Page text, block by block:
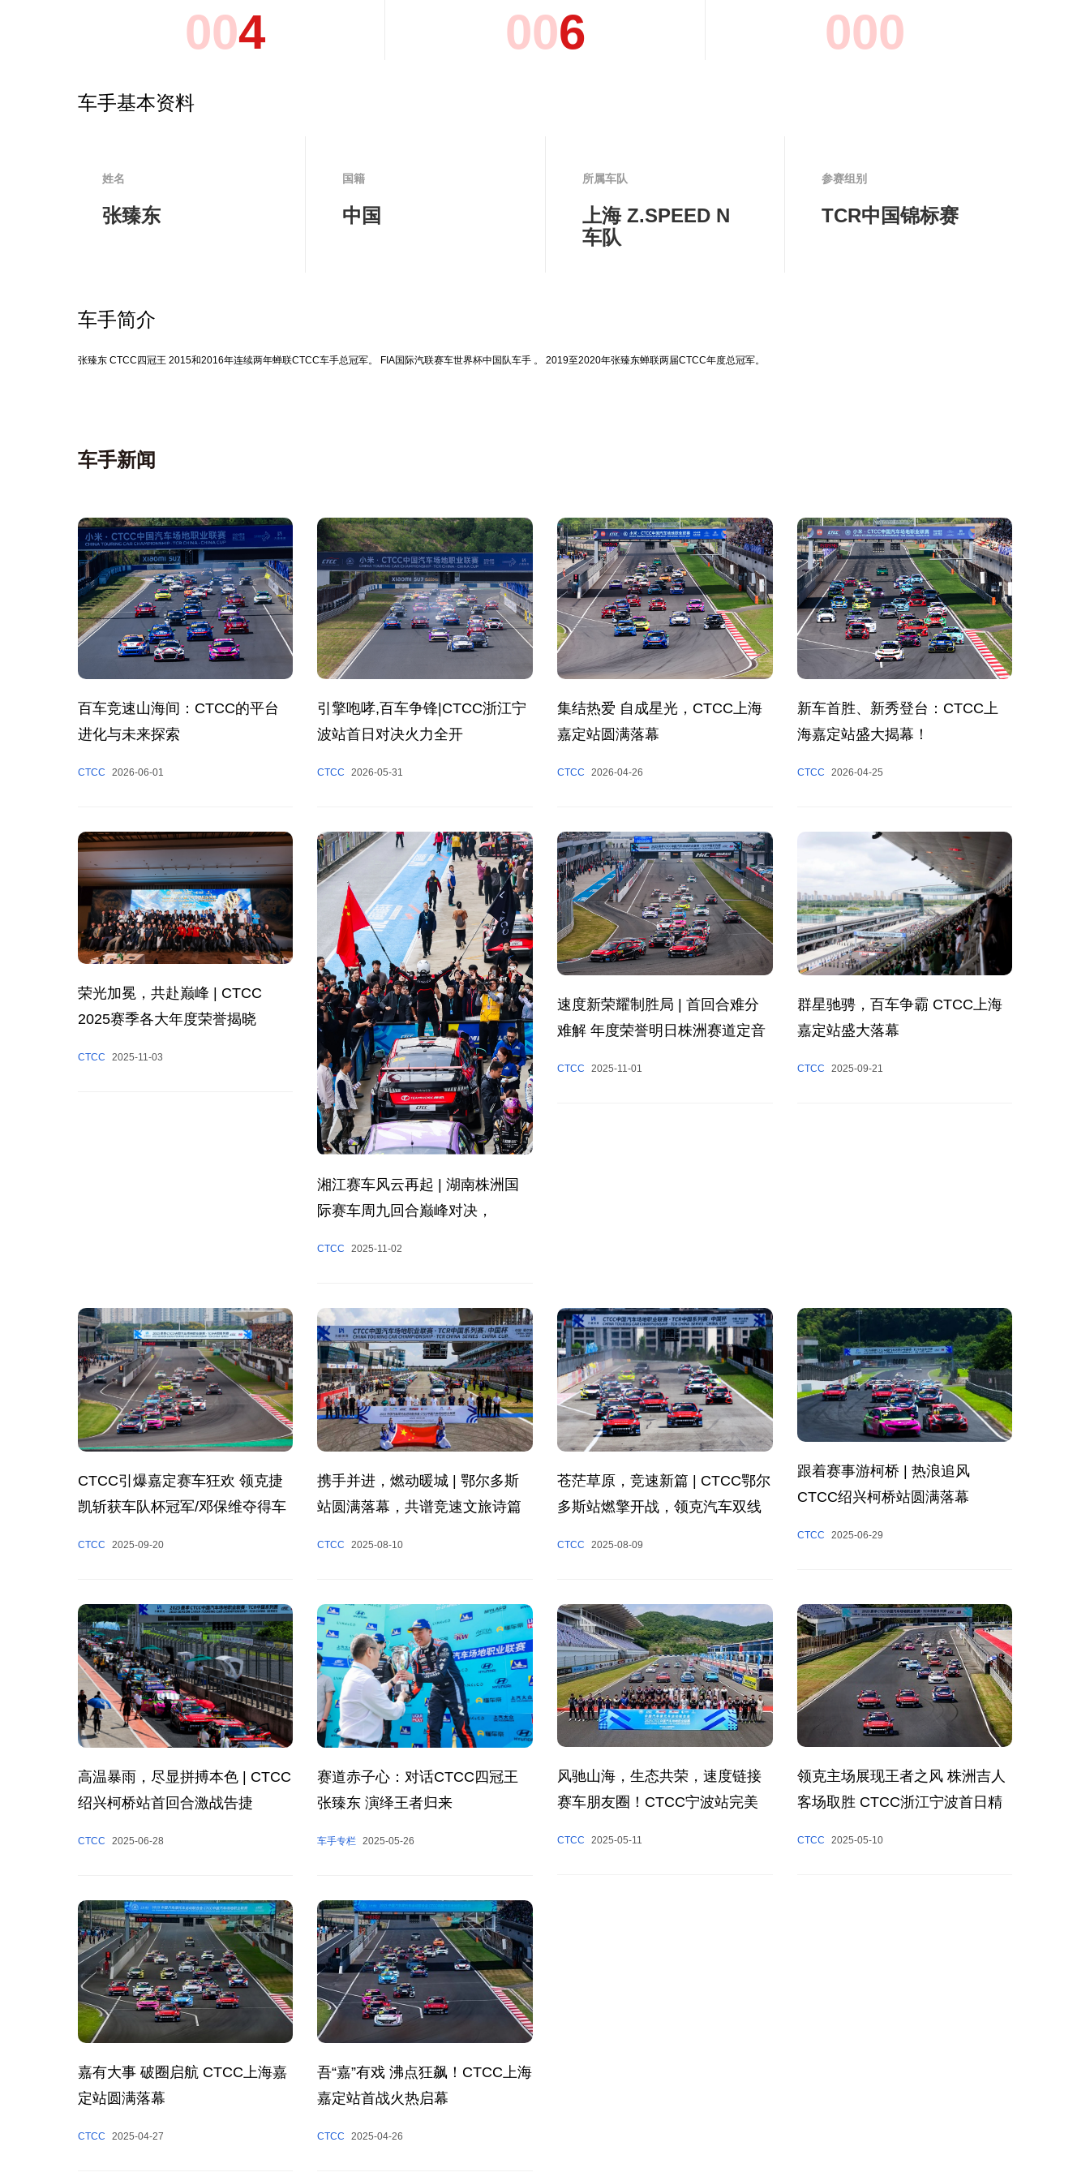
004 006 000
车手基本资料
姓名
张臻东
国籍
中国
所属车队
上海 Z.SPEED N
车队
参赛组别
TCR中国锦标赛
车手简介
张臻东 CTCC四冠王 2015和2016年连续两年蝉联CTCC车手总冠军。 FIA国际汽联赛车世界杯中国队车手 。 2019至2020年张臻东蝉联两届CTCC年度总冠军。
车手新闻
百车竞速山海间：CTCC的平台
进化与未来探索
CTCC 2026-06-01
引擎咆哮,百车争锋|CTCC浙江宁
波站首日对决火力全开
CTCC 2026-05-31
集结热爱 自成星光，CTCC上海
嘉定站圆满落幕
CTCC 2026-04-26
新车首胜、新秀登台：CTCC上
海嘉定站盛大揭幕！
CTCC 2026-04-25
荣光加冕，共赴巅峰 | CTCC
2025赛季各大年度荣誉揭晓
CTCC 2025-11-03
湘江赛车风云再起 | 湖南株洲国
际赛车周九回合巅峰对决，
CTCC 2025-11-02
速度新荣耀制胜局 | 首回合难分
难解 年度荣誉明日株洲赛道定音
CTCC 2025-11-01
群星驰骋，百车争霸 CTCC上海
嘉定站盛大落幕
CTCC 2025-09-21
CTCC引爆嘉定赛车狂欢 领克捷
凯斩获车队杯冠军/邓保维夺得车
CTCC 2025-09-20
携手并进，燃动暖城 | 鄂尔多斯
站圆满落幕，共谱竞速文旅诗篇
CTCC 2025-08-10
苍茫草原，竞速新篇 | CTCC鄂尔
多斯站燃擎开战，领克汽车双线
CTCC 2025-08-09
跟着赛事游柯桥 | 热浪追风
CTCC绍兴柯桥站圆满落幕
CTCC 2025-06-29
高温暴雨，尽显拼搏本色 | CTCC
绍兴柯桥站首回合激战告捷
CTCC 2025-06-28
赛道赤子心：对话CTCC四冠王
张臻东 演绎王者归来
车手专栏 2025-05-26
风驰山海，生态共荣，速度链接
赛车朋友圈！CTCC宁波站完美
CTCC 2025-05-11
领克主场展现王者之风 株洲吉人
客场取胜 CTCC浙江宁波首日精
CTCC 2025-05-10
嘉有大事 破圈启航 CTCC上海嘉
定站圆满落幕
CTCC 2025-04-27
吾“嘉”有戏 沸点狂飙！CTCC上海
嘉定站首战火热启幕
CTCC 2025-04-26